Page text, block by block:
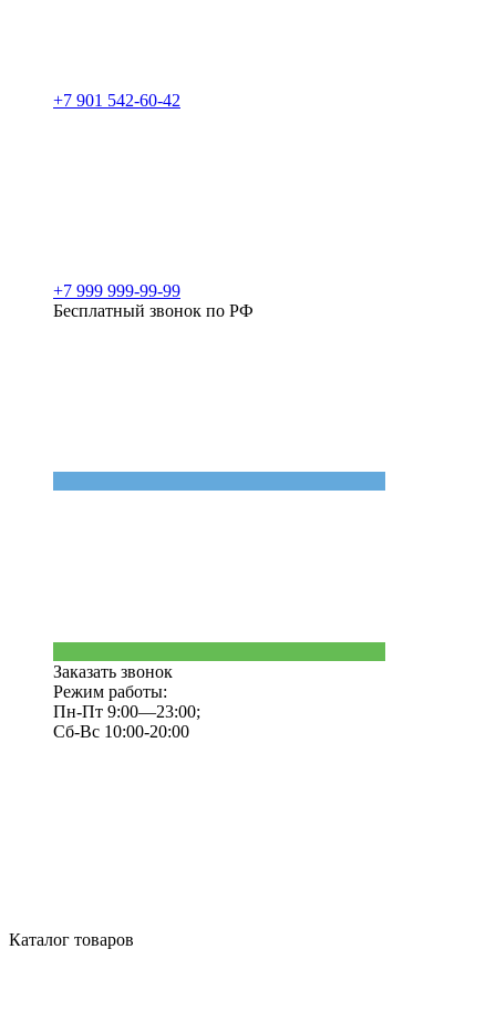
+7 901 542-60-42
+7 999 999-99-99
Бесплатный звонок по РФ
Заказать звонок
Режим работы:
Пн-Пт 9:00—23:00;
Сб-Вс 10:00-20:00
Каталог товаров